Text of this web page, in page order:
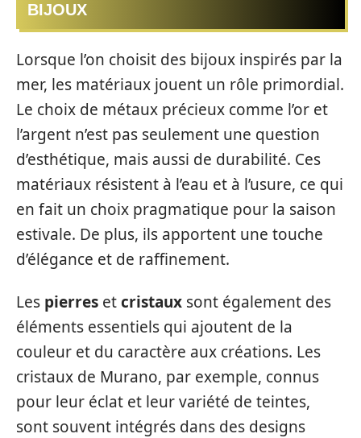
BIJOUX
Lorsque l’on choisit des bijoux inspirés par la
mer, les matériaux jouent un rôle primordial.
Le choix de métaux précieux comme l’or et
l’argent n’est pas seulement une question
d’esthétique, mais aussi de durabilité. Ces
matériaux résistent à l’eau et à l’usure, ce qui
en fait un choix pragmatique pour la saison
estivale. De plus, ils apportent une touche
d’élégance et de raffinement.
Les pierres etcristaux sont également des
éléments essentiels qui ajoutent de la
couleur et du caractère aux créations. Les
cristaux de Murano, par exemple, connus
pour leur éclat et leur variété de teintes,
sont souvent intégrés dans des designs